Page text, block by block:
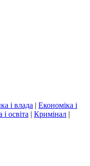
і влада | Економіка і
і освіта | Кримінал |